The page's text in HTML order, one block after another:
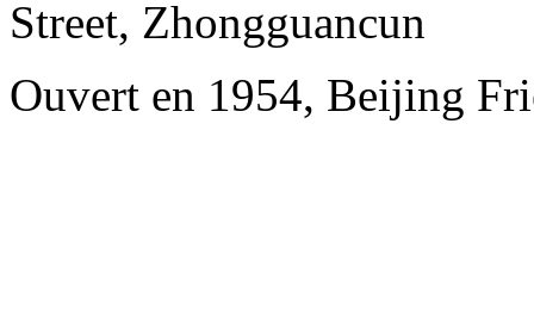
Street, Zhongguancun
Ouvert en 1954, Beijing